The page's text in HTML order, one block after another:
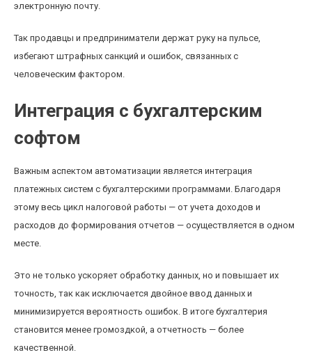
электронную почту.
Так продавцы и предприниматели держат руку на пульсе,
избегают штрафных санкций и ошибок, связанных с
человеческим фактором.
Интеграция с бухгалтерским
софтом
Важным аспектом автоматизации является интеграция
платежных систем с бухгалтерскими программами. Благодаря
этому весь цикл налоговой работы — от учета доходов и
расходов до формирования отчетов — осуществляется в одном
месте.
Это не только ускоряет обработку данных, но и повышает их
точность, так как исключается двойное ввод данных и
минимизируется вероятность ошибок. В итоге бухгалтерия
становится менее громоздкой, а отчетность — более
качественной.